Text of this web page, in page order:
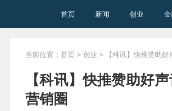
首页 新闻 创业
当前位置： 首页 > 创业 > 【科讯】快推赞助好
【科讯】快推赞助好
营销圈